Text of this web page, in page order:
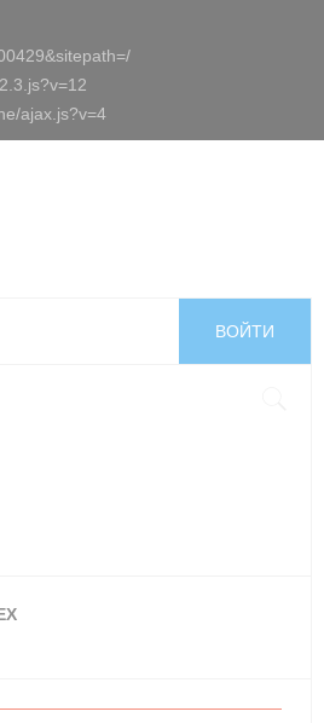
ajax.js?v=4
ВОЙТИ